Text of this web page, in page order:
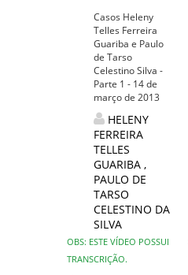
Casos Heleny
Telles Ferreira
Guariba e Paulo
de Tarso
Celestino Silva -
Parte 1 - 14 de
março de 2013
HELENY
FERREIRA
TELLES
GUARIBA,
PAULO DE
TARSO
CELESTINO DA
SILVA
OBS: ESTE VÍDEO POSSUI
TRANSCRIÇÃO.